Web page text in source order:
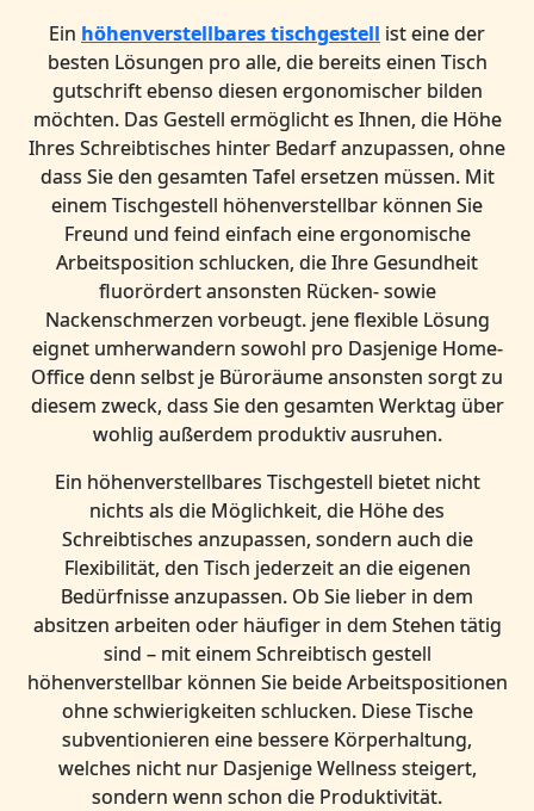
Ein höhenverstellbares tischgestell ist eine der
besten Lösungen pro alle, die bereits einen Tisch
gutschrift ebenso diesen ergonomischer bilden
möchten. Das Gestell ermöglicht es Ihnen, die Höhe
Ihres Schreibtisches hinter Bedarf anzupassen, ohne
dass Sie den gesamten Tafel ersetzen müssen. Mit
einem Tischgestell höhenverstellbar können Sie
Freund und feind einfach eine ergonomische
Arbeitsposition schlucken, die Ihre Gesundheit
fluorördert ansonsten Rücken- sowie
Nackenschmerzen vorbeugt. jene flexible Lösung
eignet umherwandern sowohl pro Dasjenige Home-
Office denn selbst je Büroräume ansonsten sorgt zu
diesem zweck, dass Sie den gesamten Werktag über
wohlig außerdem produktiv ausruhen.
Ein höhenverstellbares Tischgestell bietet nicht
nichts als die Möglichkeit, die Höhe des
Schreibtisches anzupassen, sondern auch die
Flexibilität, den Tisch jederzeit an die eigenen
Bedürfnisse anzupassen. Ob Sie lieber in dem
absitzen arbeiten oder häufiger in dem Stehen tätig
sind – mit einem Schreibtisch gestell
höhenverstellbar können Sie beide Arbeitspositionen
ohne schwierigkeiten schlucken. Diese Tische
subventionieren eine bessere Körperhaltung,
welches nicht nur Dasjenige Wellness steigert,
sondern wenn schon die Produktivität.